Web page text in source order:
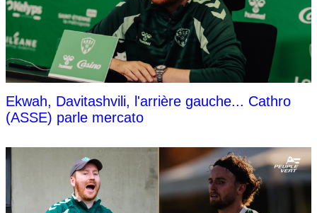
Ekwah, Davitashvili, l'arrière gauche... Cathro
(ASSE) parle mercato